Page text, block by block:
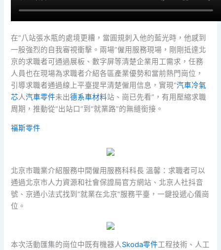
在“八站張水瓶的處境更糟，當圓規刺入他的藍光時，他感到
一股強烈的自我審視衝擊。兩場”僱用服務現場，剛剛抵達北
京的求職者可通過展板、數字屏等清楚企業用工需求，任務
人員也在現場為求職者介紹各區產業優勢和當前熱門崗位，
引導求職者通過線上平臺提早清楚僱用信息，實現“汽車冷氣
芯人汽車零件未出德系車材料站、崗已先看”，有用壓縮求職
周期，推動從“出站口”到“就業路”的無縫銜接。
福斯零件
北京市職業介紹服務中間僱用服務科科長 溫馨：求職者可以
通過北京市人力資源和社會保證局官方網站、北京人社抖音
號、京通小法式找到“就業在北京”服務平臺，一鍵投遞心儀崗
位。
本次活動匯集的崗位中既有機器人Skoda零件工程技術、人工